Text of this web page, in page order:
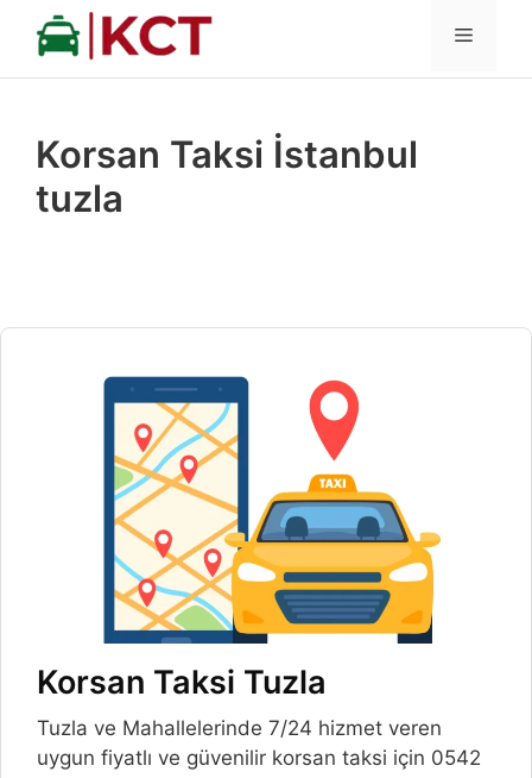
İçeriğe
MENÜ
Korsan Taksi İstanbul
tuzla
Korsan Taksi Tuzla
Tuzla ve Mahallelerinde 7/24 hizmet veren
uygun fiyatlı ve güvenilir korsan taksi için 0542